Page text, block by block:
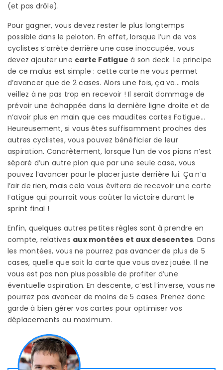
(et pas drôle).
Pour gagner, vous devez rester le plus longtemps
possible dans le peloton. En effet, lorsque l’un de vos
cyclistes s’arrête derrière une case inoccupée, vous
devez ajouter une carte Fatigue à son deck. Le principe
de ce malus est simple : cette carte ne vous permet
d’avancer que de 2 cases. Alors une fois, ça va… mais
veillez à ne pas trop en recevoir ! Il serait dommage de
prévoir une échappée dans la dernière ligne droite et de
n’avoir plus en main que ces maudites cartes Fatigue…
Heureusement, si vous êtes suffisamment proches des
autres cyclistes, vous pouvez bénéficier de leur
aspiration. Concrètement, lorsque l’un de vos pions n’est
séparé d’un autre pion que par une seule case, vous
pouvez l’avancer pour le placer juste derrière lui. Ça n’a
l’air de rien, mais cela vous évitera de recevoir une carte
Fatigue qui pourrait vous coûter la victoire durant le
sprint final !
Enfin, quelques autres petites règles sont à prendre en
compte, relatives aux montées et aux descentes. Dans
les montées, vous ne pourrez pas avancer de plus de 5
cases, quelle que soit la carte que vous avez jouée. Il ne
vous est pas non plus possible de profiter d’une
éventuelle aspiration. En descente, c’est l’inverse, vous ne
pourrez pas avancer de moins de 5 cases. Prenez donc
garde à bien gérer vos cartes pour optimiser vos
déplacements au maximum.